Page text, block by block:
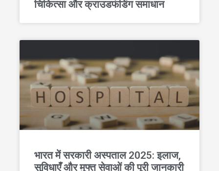
चिकित्सा और क्राउडफंडिंग समाधान
भारत में सरकारी अस्पताल 2025: इलाज,
सुविधाएँ और मुफ्त सेवाओं की पूरी जानकारी